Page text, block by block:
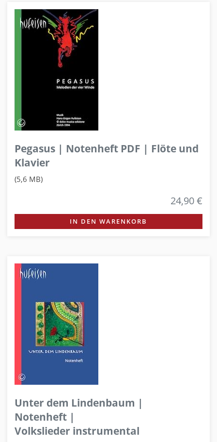
Pegasus | Notenheft PDF | Flöte und
Klavier
(5,6 MB)
24,90 €
IN DEN WARENKORB
Unter dem Lindenbaum |
Notenheft |
Volkslieder instrumental